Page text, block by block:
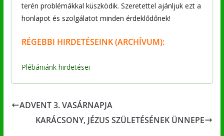
terén problémákkal küszködik. Szeretettel ajánljuk ezt a
honlapot és szolgálatot minden érdeklődőnek!
RÉGEBBI HIRDETÉSEINK (ARCHÍVUM):
Plébániánk hirdetései
ADVENT 3. VASÁRNAPJA
KARÁCSONY, JÉZUS SZÜLETÉSÉNEK ÜNNEPE